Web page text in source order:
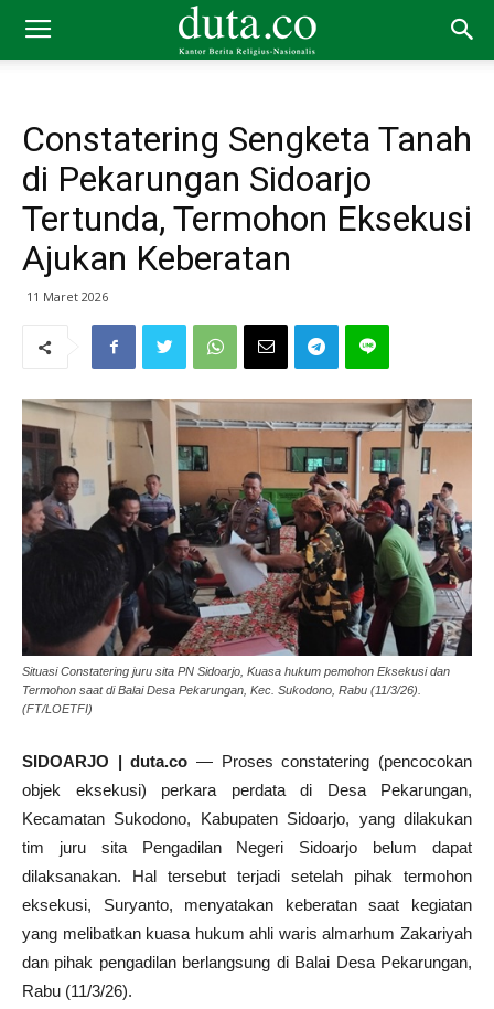
Constatering Sengketa Tanah
di Pekarungan Sidoarjo
Tertunda, Termohon Eksekusi
Ajukan Keberatan
11 Maret 2026
Situasi Constatering juru sita PN Sidoarjo, Kuasa hukum pemohon Eksekusi dan
Termohon saat di Balai Desa Pekarungan, Kec. Sukodono, Rabu (11/3/26).
(FT/LOETFI)
SIDOARJO | duta.co — Proses constatering (pencocokan
objek eksekusi) perkara perdata di Desa Pekarungan,
Kecamatan Sukodono, Kabupaten Sidoarjo, yang dilakukan
tim juru sita Pengadilan Negeri Sidoarjo belum dapat
dilaksanakan. Hal tersebut terjadi setelah pihak termohon
eksekusi, Suryanto, menyatakan keberatan saat kegiatan
yang melibatkan kuasa hukum ahli waris almarhum Zakariyah
dan pihak pengadilan berlangsung di Balai Desa Pekarungan,
Rabu (11/3/26).